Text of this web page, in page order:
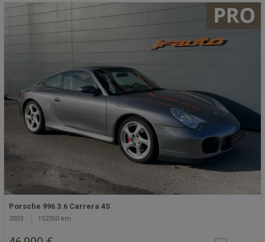
Porsche 996 3.6 Carrera 4S
2003 152350 km